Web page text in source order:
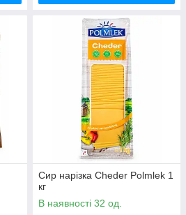
Сир нарізка Cheder Polmlek 1
кг
В наявності 32 од.